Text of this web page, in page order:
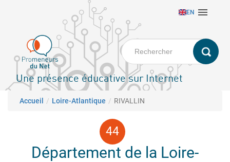
principal
EN 
Une présence éducative sur Internet
Fil d'Ariane
Accueil Loire-Atlantique RIVALLIN
Département de la Loire-